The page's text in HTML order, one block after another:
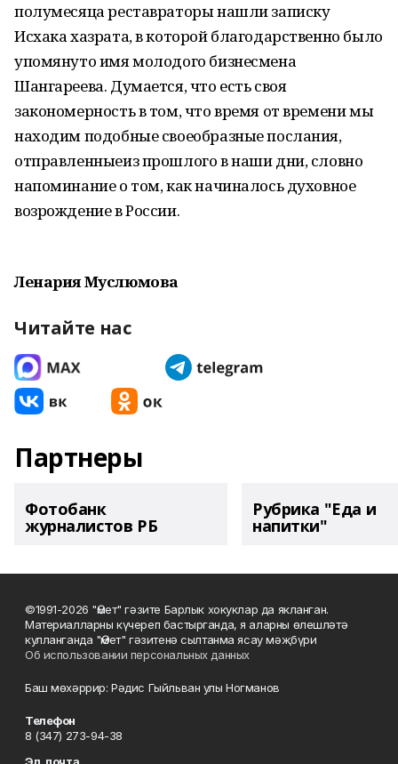
полумесяца реставраторы нашли записку
Исхака хазрата, в которой благодарственно было
упомянуто имя молодого бизнесмена
Шангареева. Думается, что есть своя
закономерность в том, что время от времени мы
находим подобные своеобразные послания,
отправленныеиз прошлого в наши дни, словно
напоминание о том, как начиналось духовное
возрождение в России.
Ленария Муслюмова
Читайте нас
Партнеры
Фотобанк
журналистов РБ
Рубрика "Еда и
напитки"
©1991-2026 "Өмет" гәзите Барлык хокуклар да якланган.
Материалларны күчереп бастырганда, я аларны өлешләтә
кулланганда "Өмет" гәзитенә сылтанма ясау мәҗбүри
Об использовании персональных данных
Баш мөхәррир: Рәдис Гыйльван улы Ногманов
Телефон
8 (347) 273-94-38